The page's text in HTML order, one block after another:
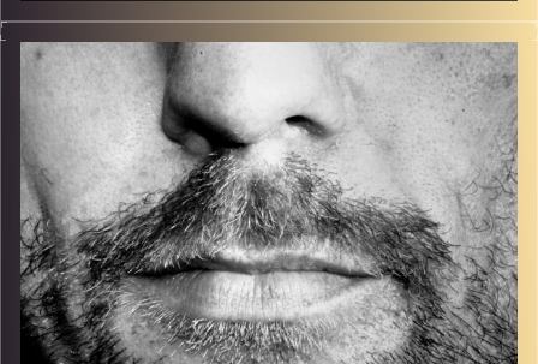
זיפים, מוזיקה מחוספסת של הופעות חיות. הרבה ג'אם, רוק,
בלוז, bluegrass, ג'אז, Fאנק, פרוגרסיב ואפילו אלקטרוניקה.
כל מה שחי, אמיתי ונושם.
עם שמוליק רגב.
קרדיט תמונות: David Goehring